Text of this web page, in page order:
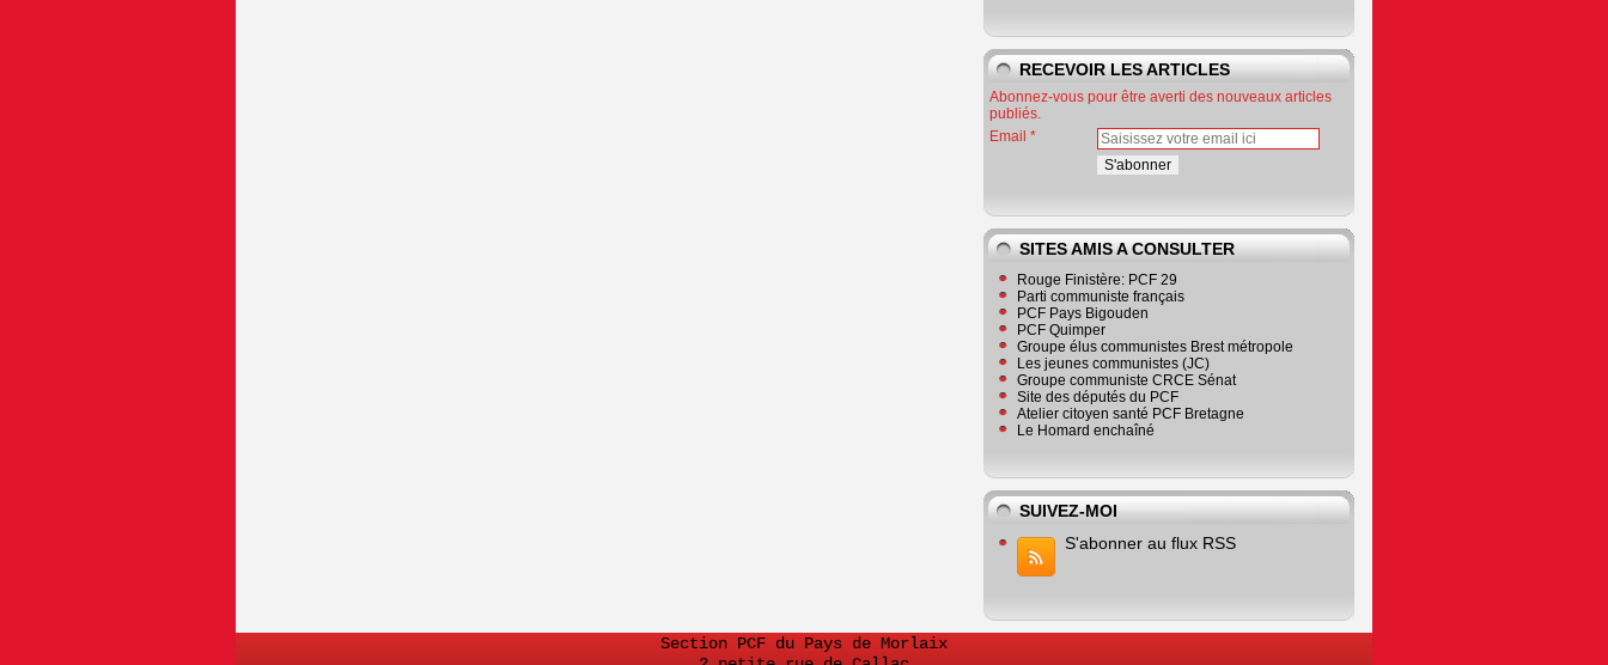
RECEVOIR LES ARTICLES
Abonnez-vous pour être averti des nouveaux articles
publiés.
Email
SITES AMIS A CONSULTER
Rouge Finistère: PCF 29
Parti communiste français
PCF Pays Bigouden
PCF Quimper
Groupe élus communistes Brest métropole
Les jeunes communistes (JC)
Groupe communiste CRCE Sénat
Site des députés du PCF
Atelier citoyen santé PCF Bretagne
Le Homard enchaîné
SUIVEZ-MOI
S'abonner au flux RSS
Section PCF du Pays de Morlaix